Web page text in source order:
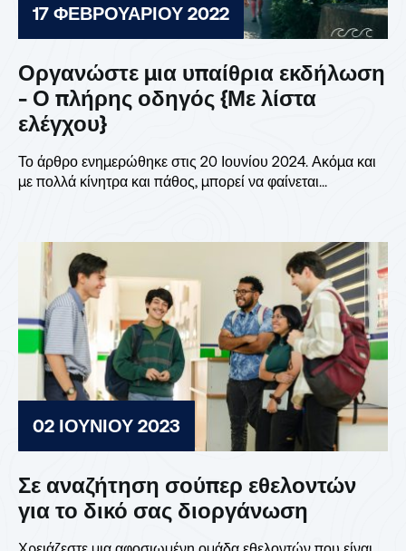
17 ΦΕΒΡΟΥΑΡΊΟΥ 2022
Οργανώστε μια υπαίθρια εκδήλωση
- Ο πλήρης οδηγός {Με λίστα
ελέγχου}
Το άρθρο ενημερώθηκε στις 20 Ιουνίου 2024. Ακόμα και
με πολλά κίνητρα και πάθος, μπορεί να φαίνεται...
02 ΙΟΥΝΊΟΥ 2023
Σε αναζήτηση σούπερ εθελοντών
για το δικό σας διοργάνωση